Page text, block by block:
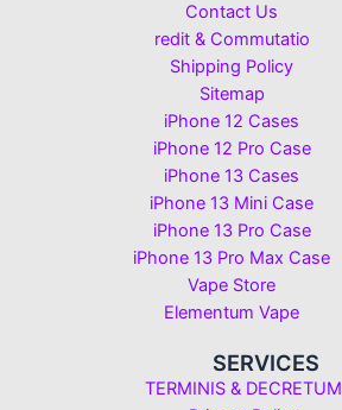
Contact Us
redit & Commutatio
Shipping Policy
Sitemap
iPhone 12 Cases
iPhone 12 Pro Case
iPhone 13 Cases
iPhone 13 Mini Case
iPhone 13 Pro Case
iPhone 13 Pro Max Case
Vape Store
Elementum Vape
SERVICES
TERMINIS & DECRETUM